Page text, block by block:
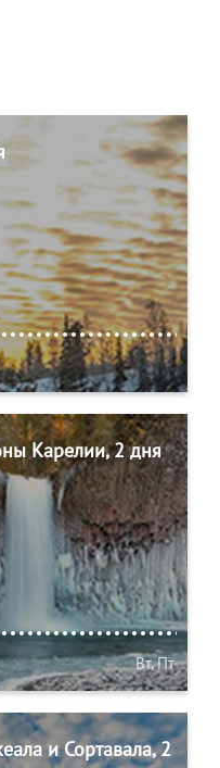
Карелии, 2 дня
Вт, Пт
и Сортавала, 2